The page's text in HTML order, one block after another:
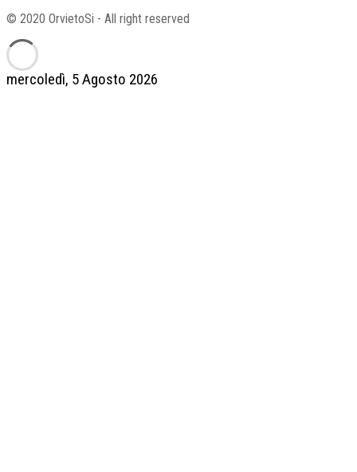
mercoledì, 5 Agosto 2026
© 2020 OrvietoSi - All right reserved